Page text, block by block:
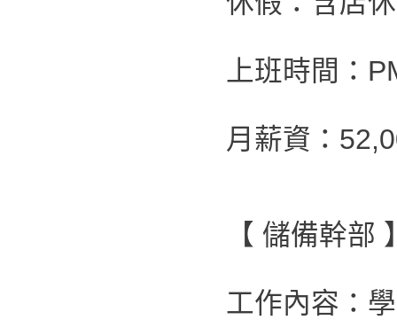
上班時間：
月薪資：
【 儲備幹部
工作內容：